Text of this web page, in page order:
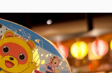
1~4名